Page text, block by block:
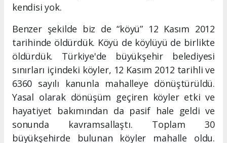
kendisi yok.
Benzer şekilde biz de “köyü” 12 Kasım 2012
tarihinde öldürdük. Köyü de köylüyü de birlikte
öldürdük. Türkiye'de büyükşehir belediyesi
sınırları içindeki köyler, 12 Kasım 2012 tarihli ve
6360 sayılı kanunla mahalleye dönüştürüldü.
Yasal olarak dönüşüm geçiren köyler etki ve
hayatiyet bakımından da pasif hale geldi ve
sonunda kavramsallaştı. Toplam 30
büyükşehirde bulunan köyler mahalle oldu.